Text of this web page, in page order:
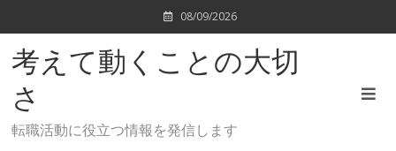
to
content
08/09/2026
考えて動くことの大切
さ
転職活動に役立つ情報を発信します